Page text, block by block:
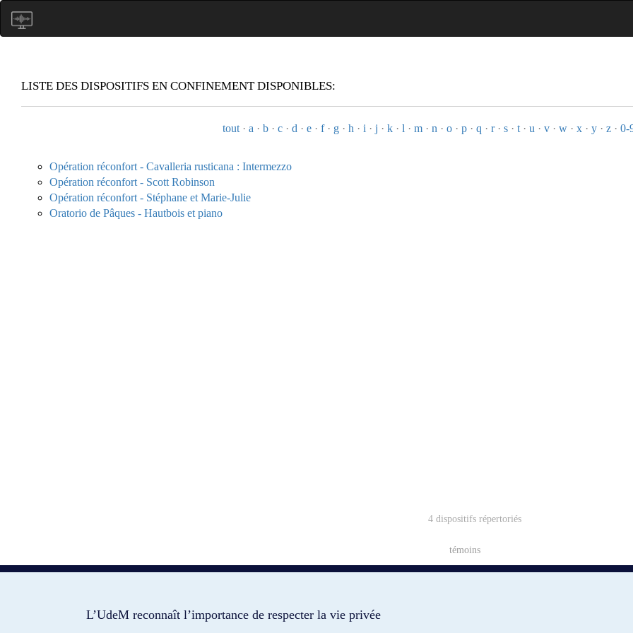
LISTE DES DISPOSITIFS EN CONFINEMENT DISPONIBLES:
tout· a · b· c· d · e· f· g· h · i · j · k· l · m· n · o· p· q · r· s· t· u · v· w· x· y· z· 0-
Opération réconfort - Cavalleria rusticana : Intermezzo
Opération réconfort - Scott Robinson
Opération réconfort - Stéphane et Marie-Julie
Oratorio de Pâques - Hautbois et piano
4 dispositifs répertoriés
témoins
L’UdeM reconnaît l’importance de respecter la vie privée